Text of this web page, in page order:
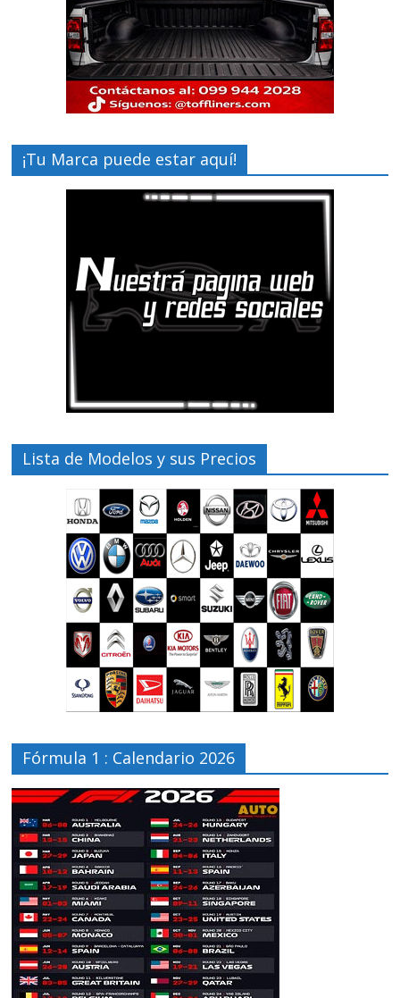
¡Tu Marca puede estar aquí!
Lista de Modelos y sus Precios
Fórmula 1 : Calendario 2026